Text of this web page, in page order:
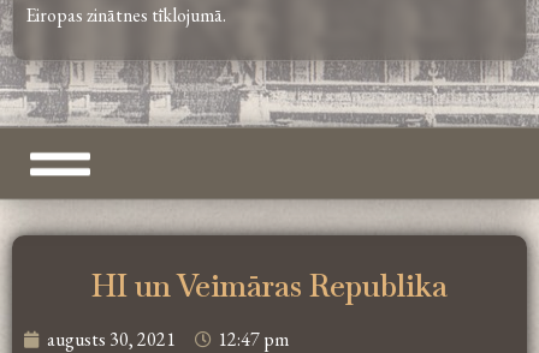
Eiropas zinātnes tīklojumā.
HI un Veimāras Republika
augusts 30, 2021 12:47 pm